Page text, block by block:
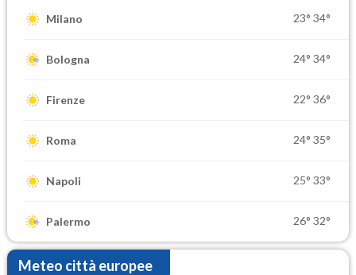
Milano 23° 34°
Bologna 24° 34°
Firenze 22° 36°
Roma 24° 35°
Napoli 25° 33°
Palermo 26° 32°
Meteo città europee